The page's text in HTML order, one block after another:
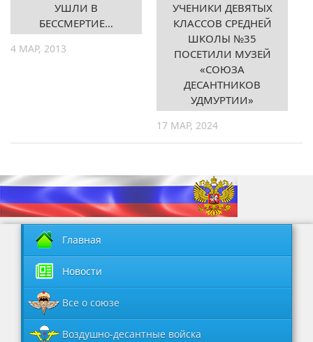
УШЛИ В
БЕССМЕРТИЕ…
4 МАР, 2013
УЧЕНИКИ ДЕВЯТЫХ
КЛАССОВ СРЕДНЕЙ
ШКОЛЫ №35
ПОСЕТИЛИ МУЗЕЙ
«СОЮЗА
ДЕСАНТНИКОВ
УДМУРТИИ»
17 МАР, 2024
Главная
Новости
Все о союзе
Воздушно-десантные войска